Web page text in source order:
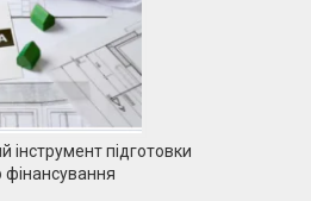
інструмент підготовки
фінансування